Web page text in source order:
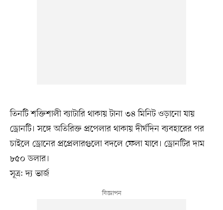
তিনটি শক্তিশালী ব্যাটারি থাকায় টানা ৩৪ মিনিট ওড়ানো যায়
ড্রোনটি। সঙ্গে অতিরিক্ত প্রপেলার থাকায় দীর্ঘদিন ব্যবহারের পর
চাইলে ড্রোনের প্রপ্রেলারগুলো বদলে ফেলা যাবে। ড্রোনটির দাম
৮৫০ ডলার।
সূত্র: দ্য ভার্জ